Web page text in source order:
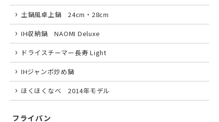
土鍋風卓上鍋 24cm・28cm
IH収納鍋 NAOMI Deluxe
ドライスチーマー長寿 Light
IHジャンボ炒め鍋
ほくほくなべ 2014年モデル
フライパン